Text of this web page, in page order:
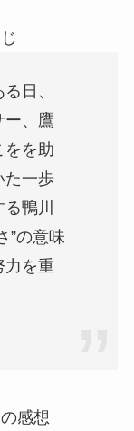
日、
ー、鷹
をを助
た一歩
鴨川
”の意味
力を重
感想